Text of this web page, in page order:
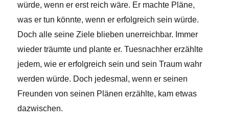
würde, wenn er erst reich wäre. Er machte Pläne,
was er tun könnte, wenn er erfolgreich sein würde.
Doch alle seine Ziele blieben unerreichbar. Immer
wieder träumte und plante er. Tuesnachher erzählte
jedem, wie er erfolgreich sein und sein Traum wahr
werden würde. Doch jedesmal, wenn er seinen
Freunden von seinen Plänen erzählte, kam etwas
dazwischen.